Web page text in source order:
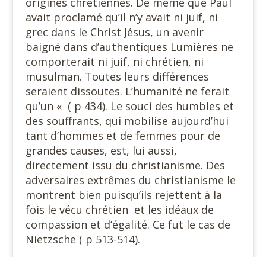
avait proclamé qu’il n’y avait ni juif, ni
grec dans le Christ Jésus, un avenir
baigné dans d’authentiques Lumières ne
comporterait ni juif, ni chrétien, ni
musulman. Toutes leurs différences
seraient dissoutes. L’humanité ne ferait
qu’un « ( p 434). Le souci des humbles et
des souffrants, qui mobilise aujourd’hui
tant d’hommes et de femmes pour de
grandes causes, est, lui aussi,
directement issu du christianisme. Des
adversaires extrêmes du christianisme le
montrent bien puisqu’ils rejettent à la
fois le vécu chrétien et les idéaux de
compassion et d’égalité. Ce fut le cas de
Nietzsche ( p 513-514).